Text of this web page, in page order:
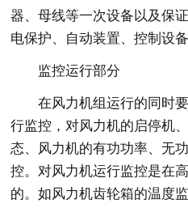
器、母线等一次设备以及保
电保护、自动装置、控制设备
监控运行部分
在风力机组运行的同时
行监控，对风力机的启停机
态、风力机的有功功率、无
控。对风力机运行监控是在
的。如风力机齿轮箱的温度